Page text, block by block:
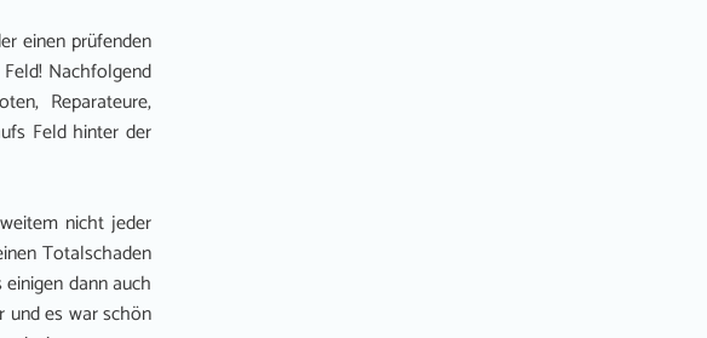
einen prüfenden
Nachfolgend
Reparateure,
Feld hinter der
nicht jeder
Totalschaden
dann auch
und es war schön